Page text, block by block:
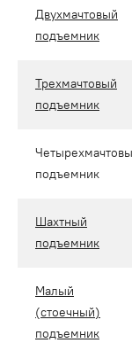
Двухмачтовый
подъемник
Трехмачтовый
подъемник
подъемник
Шахтный
подъемник
Малый
(стоечный)
подъемник